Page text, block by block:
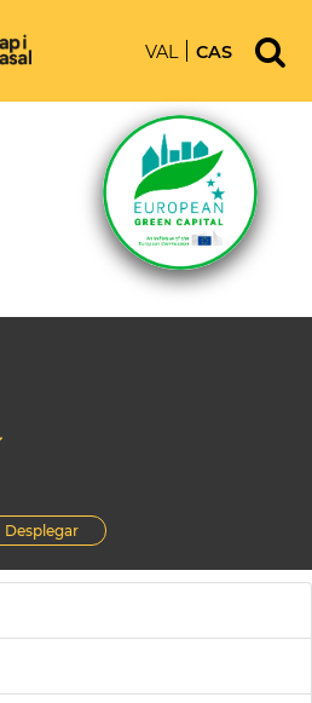
VAL CAS
Desplegar